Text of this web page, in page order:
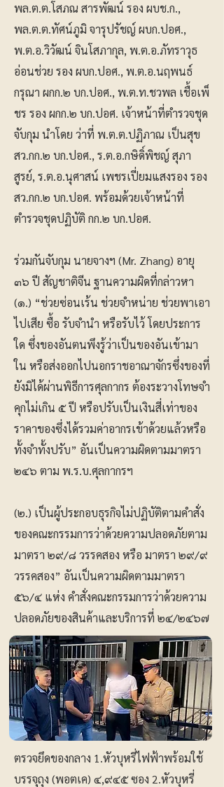
พล.ต.ต.โสภณ สารพัฒน์ รอง ผบช.ก.,
พล.ต.ต.ทัศน์ภูมิ จารุปรัชญ์ ผบก.ปอศ.,
พ.ต.อ.วิวัฒน์ จินโสภากุล, พ.ต.อ.ภัทราวุธ
อ่อนช่วย รอง ผบก.ปอศ., พ.ต.อ.นฤพนธ์
กรุณา ผกก.๒ บก.ปอศ., พ.ต.ท.ชวพล เชื้อเพ็
ชร รอง ผกก.๒ บก.ปอศ. เจ้าหน้าที่ตำรวจชุด
จับกุม นำโดย ว่าที่ พ.ต.ต.ปฏิภาณ เป็นสุข
สว.กก.๒ บก.ปอศ., ร.ต.อ.กษิดิ์พิชญ์ สุภา
สูรย์, ร.ต.อ.นุศาสน์ เพชรเปี่ยมแสงรอง รอง
สว.กก.๒ บก.ปอศ. พร้อมด้วยเจ้าหน้าที่
ตำรวจชุดปฏิบัติ กก.๒ บก.ปอศ.
ร่วมกันจับกุม นายจางฯ (Mr. Zhang) อายุ
๓๖ ปี สัญชาติจีน ฐานความผิดที่กล่าวหา
(๑.) “ช่วยซ่อนเร้น ช่วยจำหน่าย ช่วยพาเอา
ไปเสีย ซื้อ รับจำนำ หรือรับไว้ โดยประการ
ใด ซึ่งของอันตนพึงรู้ว่าเป็นของอันเข้ามา
ใน หรือส่งออกไปนอกราชอาณาจักรซึ่งของที่
ยังมิได้ผ่านพิธีการศุลกากร ต้องระวางโทษจำ
คุกไม่เกิน ๕ ปี หรือปรับเป็นเงินสี่เท่าของ
ราคาของซึ่งได้รวมค่าอากรเข้าด้วยแล้วหรือ
ทั้งจำทั้งปรับ” อันเป็นความผิดตามมาตรา
๒๔๖ ตาม พ.ร.บ.ศุลกากรฯ
(๒.) เป็นผู้ประกอบธุรกิจไม่ปฏิบัติตามคำสั่ง
ของคณะกรรมการว่าด้วยความปลอดภัยตาม
มาตรา ๒๙/๘ วรรคสอง หรือ มาตรา ๒๙/๙
วรรคสอง” อันเป็นความผิดตามมาตรา
๕๖/๔ แห่ง คำสั่งคณะกรรมการว่าด้วยความ
ปลอดภัยของสินค้าและบริการที่ ๒๔/๒๔๖๗
ตรวจยึดของกลาง 1.หัวบุหรี่ไฟฟ้าพร้อมใช้
บรรจุถุง (พอตเค) ๔,๙๔๕ ซอง 2.หัวบุหรี่